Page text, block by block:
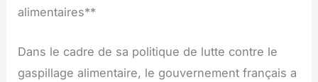
alimentaires**
Dans le cadre de sa politique de lutte contre le
gaspillage alimentaire, le gouvernement français a